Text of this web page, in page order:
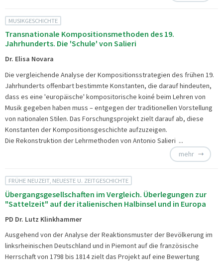
MUSIKGESCHICHTE
Transnationale Kompositionsmethoden des 19.
Jahrhunderts. Die 'Schule' von Salieri
Dr. Elisa Novara
Die vergleichende Analyse der Kompositionsstrategien des frühen 19.
Jahrhunderts offenbart bestimmte Konstanten, die darauf hindeuten,
dass es eine 'europäische' kompositorische koiné beim Lehren von
Musik gegeben haben muss – entgegen der traditionellen Vorstellung
von nationalen Stilen. Das Forschungsprojekt zielt darauf ab, diese
Konstanten der Kompositionsgeschichte aufzuzeigen.
Die Rekonstruktion der Lehrmethoden von Antonio Salieri ...
mehr
FRÜHE NEUZEIT, NEUESTE U. ZEITGESCHICHTE
Übergangsgesellschaften im Vergleich. Überlegungen zur
"Sattelzeit" auf der italienischen Halbinsel und in Europa
PD Dr. Lutz Klinkhammer
Ausgehend von der Analyse der Reaktionsmuster der Bevölkerung im
linksrheinischen Deutschland und in Piemont auf die französische
Herrschaft von 1798 bis 1814 zielt das Projekt auf eine Bewertung